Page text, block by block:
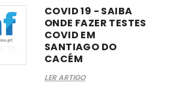
COVID 19 - SAIBA
ONDE FAZER TESTES
COVID EM
SANTIAGO DO
CACÉM
LER ARTIGO